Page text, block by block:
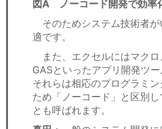
図A ノーコード開発で効率
そのためシステム技術者が
適です。
また、エクセルにはマクロ
GASといったアプリ開発ツー
それらは相応のプログラミ
ため「ノーコード」と区別し
とも呼ばれます。